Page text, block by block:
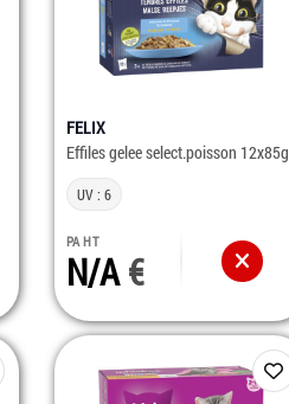
FELIX
Effiles gelee select.poisson 12x85g
UV : 6
PA HT
N/A